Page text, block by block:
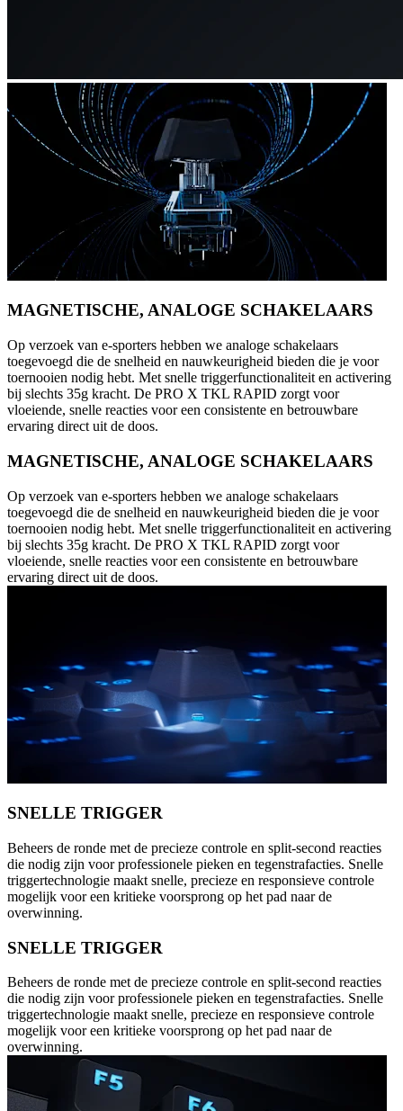
MAGNETISCHE, ANALOGE SCHAKELAARS
Op verzoek van e-sporters hebben we analoge schakelaars
toegevoegd die de snelheid en nauwkeurigheid bieden die je voor
toernooien nodig hebt. Met snelle triggerfunctionaliteit en activering
bij slechts 35g kracht. De PRO X TKL RAPID zorgt voor
vloeiende, snelle reacties voor een consistente en betrouwbare
ervaring direct uit de doos.
MAGNETISCHE, ANALOGE SCHAKELAARS
Op verzoek van e-sporters hebben we analoge schakelaars
toegevoegd die de snelheid en nauwkeurigheid bieden die je voor
toernooien nodig hebt. Met snelle triggerfunctionaliteit en activering
bij slechts 35g kracht. De PRO X TKL RAPID zorgt voor
vloeiende, snelle reacties voor een consistente en betrouwbare
ervaring direct uit de doos.
SNELLE TRIGGER
Beheers de ronde met de precieze controle en split-second reacties
die nodig zijn voor professionele pieken en tegenstrafacties. Snelle
triggertechnologie maakt snelle, precieze en responsieve controle
mogelijk voor een kritieke voorsprong op het pad naar de
overwinning.
SNELLE TRIGGER
Beheers de ronde met de precieze controle en split-second reacties
die nodig zijn voor professionele pieken en tegenstrafacties. Snelle
triggertechnologie maakt snelle, precieze en responsieve controle
mogelijk voor een kritieke voorsprong op het pad naar de
overwinning.